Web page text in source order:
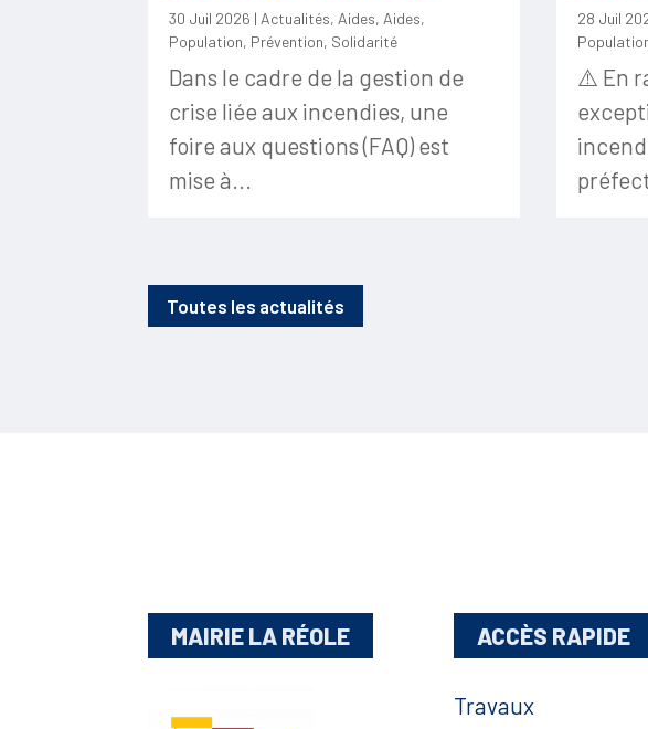
30 Juil 2026 | Actualités, Aides, Aides,
Population, Prévention, Solidarité
Dans le cadre de la gestion de
crise liée aux incendies, une
foire aux questions (FAQ) est
mise à...
28 Juil
⚠️ En
Toutes les actualités
MAIRIE LA RÉOLE ACCÈS RAPIDE
Travaux